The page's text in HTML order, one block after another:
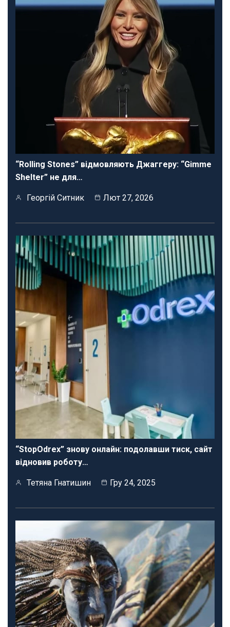
“Rolling Stones” відмовляють Джаггеру: “Gimme
Shelter” не для…
Георгій Ситник Лют 27, 2026
“StopOdrex” знову онлайн: подолавши тиск, сайт
відновив роботу…
Тетяна Гнатишин Гру 24, 2025